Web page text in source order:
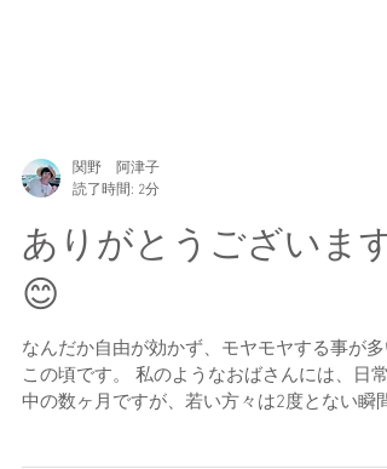
関野 阿津子
読了時間: 2分
ありがとうございます
😊
なんだか自由が効かず、モヤモヤする事が多